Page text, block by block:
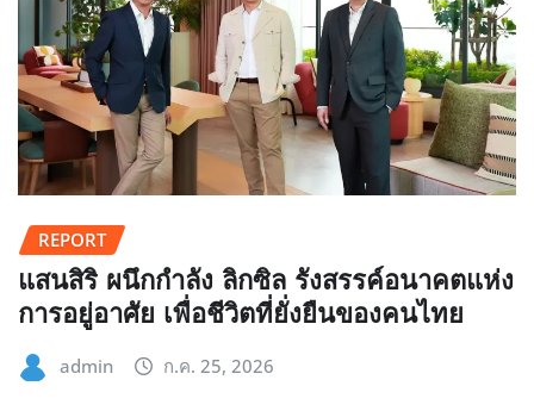
REPORT
แสนสิริ ผนึกกำลัง ลิกซิล รังสรรค์อนาคตแห่ง
การอยู่อาศัย เพื่อชีวิตที่ยั่งยืนของคนไทย
admin ก.ค. 25, 2026